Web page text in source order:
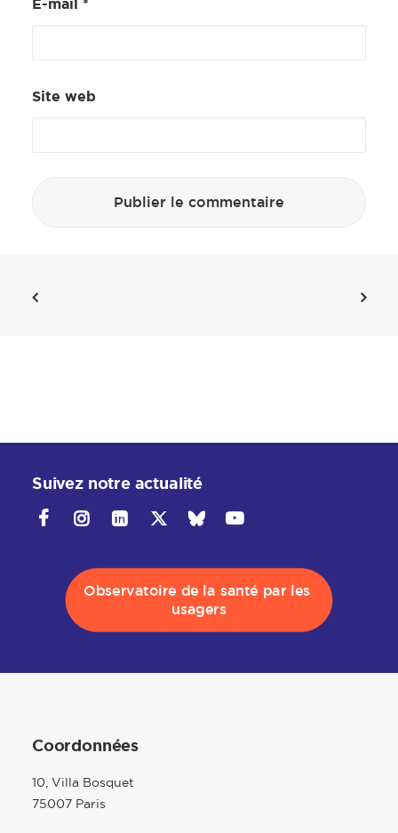
E-mail *
Site web
Suivez notre actualité
Observatoire de la santé par les
usagers
Coordonnées
10, Villa Bosquet
75007 Paris